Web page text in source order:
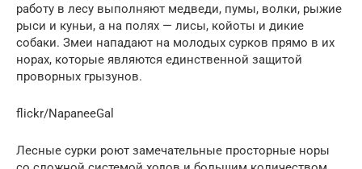
работу в лесу выполняют медведи, пумы, волки, рыжие
рыси и куньи, а на полях — лисы, койоты и дикие
собаки. Змеи нападают на молодых сурков прямо в их
норах, которые являются единственной защитой
проворных грызунов.
flickr/NapaneeGal
Лесные сурки роют замечательные просторные норы